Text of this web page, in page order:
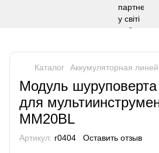
Каталог Аккумуляторная
Модуль
для
ММ20BL
Артикул: r0404 Оставить отзыв